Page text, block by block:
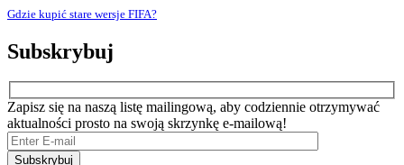
Gdzie kupić stare wersje FIFA?
Subskrybuj
Zapisz się na naszą listę mailingową, aby codziennie otrzymywać
aktualności prosto na swoją skrzynkę e-mailową!